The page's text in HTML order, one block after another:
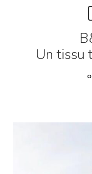
Un tissu